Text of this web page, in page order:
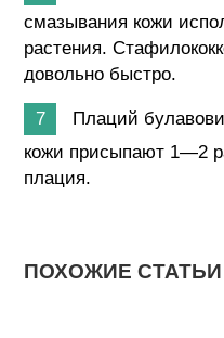
смазывания кожи
растения.
довольно быстро.
Плаций
кожи присыпают 1—2
плация.
ПОХОЖИЕ СТАТЬИ